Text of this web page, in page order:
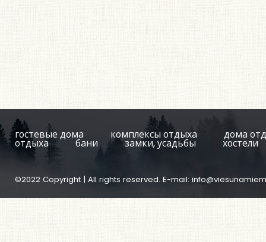
гостевые дома комплексы отдыха дома
отдыха бани замки, усадьбы хостели
©2022 Copyright | All rights reserved. E-mail: